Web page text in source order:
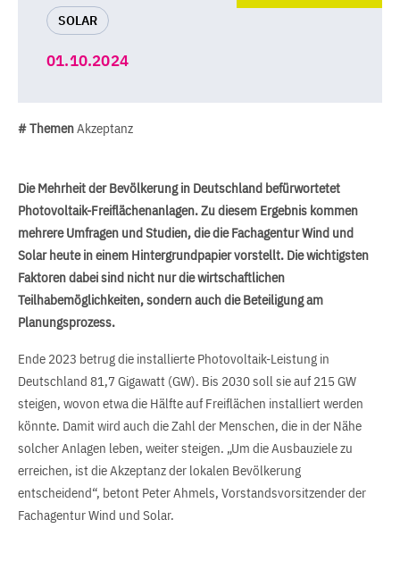
SOLAR
01.10.2024
# ThemenAkzeptanz
Die Mehrheit der Bevölkerung in Deutschland befürwortetet
Photovoltaik-Freiflächenanlagen. Zu diesem Ergebnis kommen
mehrere Umfragen und Studien, die die Fachagentur Wind und
Solar heute in einem Hintergrundpapier vorstellt. Die wichtigsten
Faktoren dabei sind nicht nur die wirtschaftlichen
Teilhabemöglichkeiten, sondern auch die Beteiligung am
Planungsprozess.
Ende 2023 betrug die installierte Photovoltaik-Leistung in
Deutschland 81,7 Gigawatt (GW). Bis 2030 soll sie auf 215 GW
steigen, wovon etwa die Hälfte auf Freiflächen installiert werden
könnte. Damit wird auch die Zahl der Menschen, die in der Nähe
solcher Anlagen leben, weiter steigen. „Um die Ausbauziele zu
erreichen, ist die Akzeptanz der lokalen Bevölkerung
entscheidend“, betont Peter Ahmels, Vorstandsvorsitzender der
Fachagentur Wind und Solar.